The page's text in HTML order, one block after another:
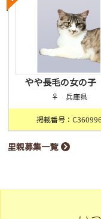
やや長毛の女の
♀ 兵庫県
掲載番号：C360996
里親募集一覧